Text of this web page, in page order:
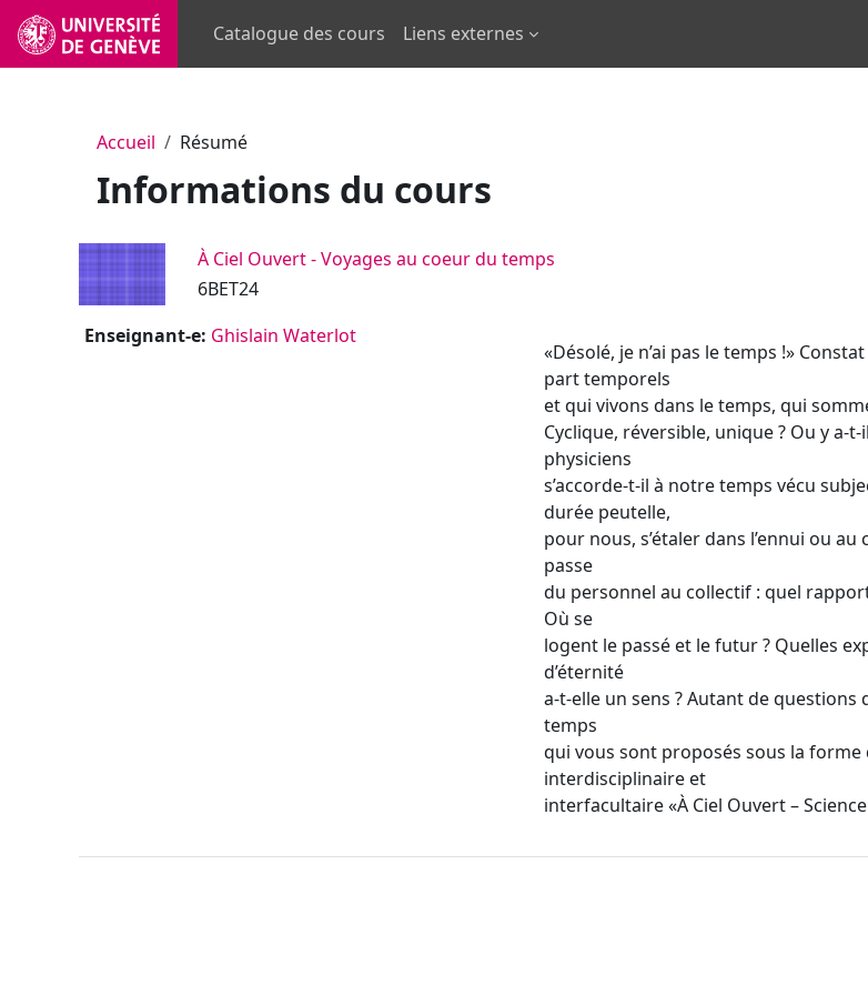
Passer au contenu principal
Catalogue des cours
Liens externes
Accueil Résumé
Informations du cours
À Ciel Ouvert - Voyages au coeur du temps
6BET24
Enseignant-e: Ghislain Waterlot
«Désolé, je n’ai pas le temps !»
part temporels
et qui vivons dans le temps, qui
Cyclique, réversible, unique ? Ou y a-
physiciens
s’accorde-t-il à notre temps vécu
durée peutelle,
pour nous, s’étaler dans l’ennui ou au
passe
du personnel au collectif : quel
Où se
logent le passé et le futur ? Quelles
d’éternité
a-t-elle un sens ? Autant de
temps
qui vous sont proposés sous la forme
interdisciplinaire et
interfacultaire «À Ciel Ouvert –